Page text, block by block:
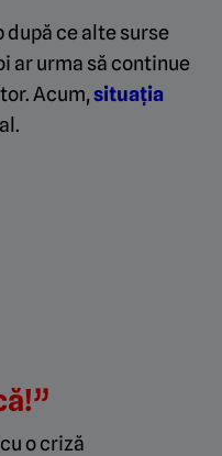
ce alte surse
ar urma să continue
Acum,situația
o criză